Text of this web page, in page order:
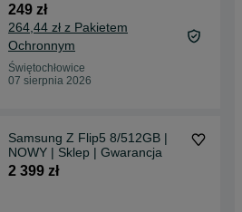
249 zł
264,44 zł z Pakietem
Ochronnym
Świętochłowice
07 sierpnia 2026
Samsung Z Flip5 8/512GB |
NOWY | Sklep | Gwarancja
2 399 zł